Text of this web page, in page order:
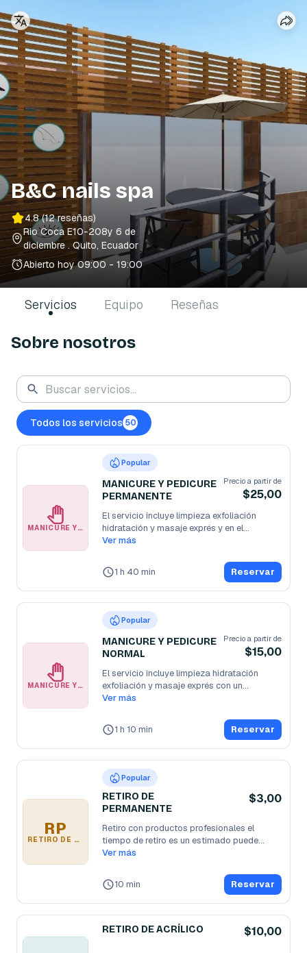
B&C nails spa
4.8(12 reseñas)
Rio Coca E10-208y 6 de
diciembre. Quito, Ecuador
Abierto hoy 09:00 - 19:00
Servicios Equipo Reseñas
Sobre nosotros
Todos los servicios 50
MANICURE Y PEDICURE PERMANENTE
Popular
MANICURE Y PEDICURE
PERMANENTE
Precio a partir de
$25,00
El servicio incluye limpieza exfoliación
hidratación y masaje exprés y en el...
Ver más
1 h 40 min Reservar
MANICURE Y PEDICURE NORMAL
Popular
MANICURE Y PEDICURE
NORMAL
Precio a partir de
$15,00
El servicio incluye limpieza hidratación
exfoliación y masaje exprés con un...
Ver más
1 h 10 min Reservar
RP
RETIRO DE PERMANENTE
Popular
RETIRO DE
PERMANENTE
$3,00
Retiro con productos profesionales el
tiempo de retiro es un estimado puede...
Ver más
10 min Reservar
RETIRO DE ACRÍLICO $10,00